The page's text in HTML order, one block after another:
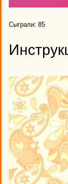
Сыграли: 85